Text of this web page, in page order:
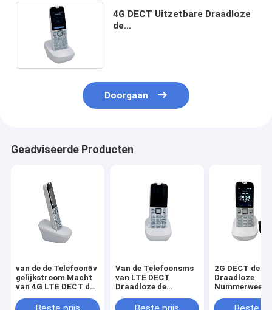
4G DECT Uitzetbare Draadloze
de
Doorgaan
Geadviseerde Producten
van de de Telefoon5v
gelijkstroom Macht
van 4G LTE DECT de
Volte SMS
Van de Telefoonsms
van LTE DECT
Draadloze de
Dubbel SIM Card
2G DECT de
Draadloze
het